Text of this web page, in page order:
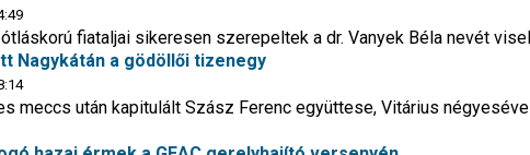
fiataljai sikeresen szerepeltek a dr. Vanyek Béla nevét
Nagykátán a gödöllői tizenegy
meccs után kapitulált Szász Ferenc együttese, Vitárius